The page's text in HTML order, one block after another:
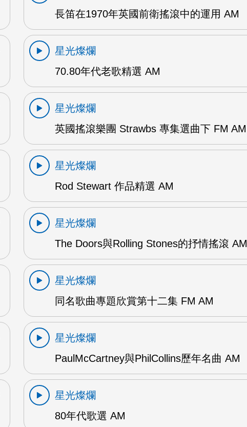
長笛在1970年英國前衛搖滾中的運用 AM
星光燦爛
70.80年代老歌精選 AM
星光燦爛
英國搖滾樂團 Strawbs 專集選曲下 FM AM
星光燦爛
Rod Stewart 作品精選 AM
星光燦爛
The Doors與Rolling Stones的抒情搖滾 AM
星光燦爛
同名歌曲專題欣賞第十二集 FM AM
星光燦爛
PaulMcCartney與PhilCollins歷年名曲 AM
星光燦爛
80年代歌選 AM